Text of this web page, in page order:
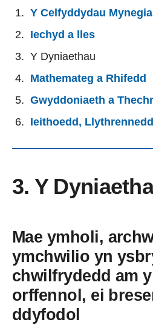
Y Celfyddydau
Iechyd a lles
Y Dyniaethau
Mathemateg a Rhifedd
Gwyddoniaeth a
Ieithoedd,
3. Y
Mae ymholi,
ymchwilio yn
chwilfrydedd am
orffennol, ei
ddyfodol